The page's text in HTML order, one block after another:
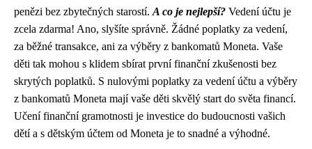
penězi bez zbytečných starostí. A co je nejlepší? Vedení účtu je
zcela zdarma! Ano, slyšíte správně. Žádné poplatky za vedení,
za běžné transakce, ani za výběry z bankomatů Moneta. Vaše
děti tak mohou s klidem sbírat první finanční zkušenosti bez
skrytých poplatků. S nulovými poplatky za vedení účtu a výběry
z bankomatů Moneta mají vaše děti skvělý start do světa financí.
Učení finanční gramotnosti je investice do budoucnosti vašich
dětí a s dětským účtem od Moneta je to snadné a výhodné.